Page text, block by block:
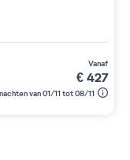
vanaf
€427
van 01/11 tot 08/11